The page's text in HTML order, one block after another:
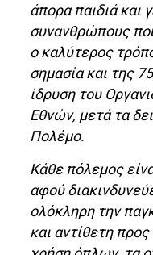
άπορα παιδιά και
συνανθρώπους
ο καλύτερος
σημασία και της
ίδρυση του
Εθνών, μετά τα
Πολέμο.
Κάθε πόλεμος
αφού
ολόκληρη την
και αντίθετη